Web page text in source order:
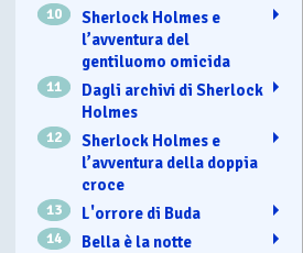
10
Sherlock Holmes e
l’avventura del
gentiluomo omicida
11
Dagli archivi di Sherlock
Holmes
12
Sherlock Holmes e
l’avventura della doppia
croce
13 L'orrore di Buda
14 Bella è la notte